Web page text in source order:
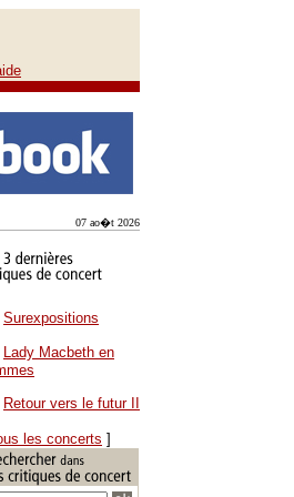
07 ao�t 2026
Surexpositions
Lady Macbeth en
Retour vers le futur II
les concerts ]